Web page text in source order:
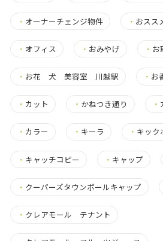
・ オーナーチェンジ物件 ・ おスス
・ オフィス ・ おみやげ ・ お
・ お花 犬 美容室 川越駅 ・ お
・ カット ・ かねつき通り ・
・ カラー ・ キーラ ・ キック
・ キャッチコピー ・ キャップ
・ クーパーズタウンボールキャップ
・ クレアモール テナント